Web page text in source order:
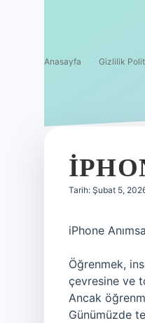
Anasayfa Gizlilik
Tarih: Şubat 5,
iPhone
Öğrenmek,
çevresine ve
Ancak
Günümüzde